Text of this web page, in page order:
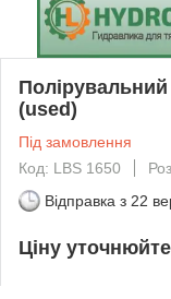
(used)
Під замовлення
Код: LBS 1650
Відправка з 22
Ціну уточнюйте